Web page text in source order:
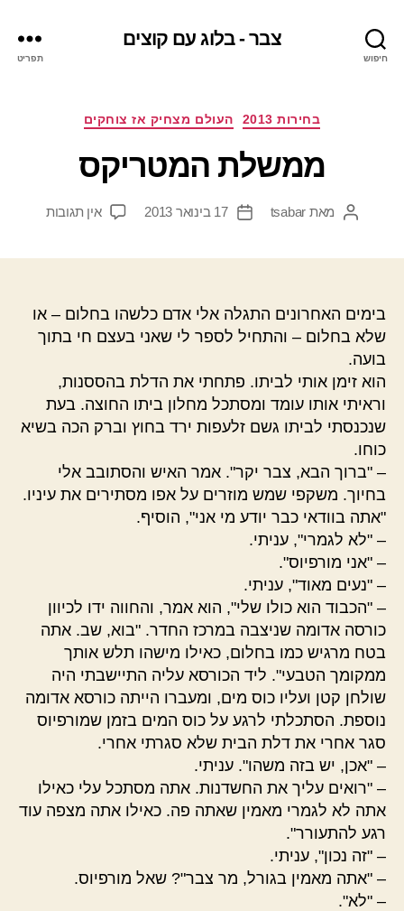
חיפוש
צבר - בלוג עם קוצים
תפריט
קטגוריות בחירות 2013 העולם מצחיק אז צוחקים
ממשלת המטריקס
המחבר
מאת tsabar
תאריך
17 בינואר 2013 אין תגובותעל
בימים האחרונים התגלה אלי אדם כלשהו בחלום – או
שלא בחלום – והתחיל לספר לי שאני בעצם חי בתוך
בועה.
הוא זימן אותי לביתו. פתחתי את הדלת בהססנות,
וראיתי אותו עומד ומסתכל מחלון ביתו החוצה. בעת
שנכנסתי לביתו גשם זלעפות ירד בחוץ וברק הכה בשיא
כוחו.
– "ברוך הבא, צבר יקר". אמר האיש והסתובב אלי
בחיוך. משקפי שמש מוזרים על אפו מסתירים את עיניו.
"אתה בוודאי כבר יודע מי אני", הוסיף.
– "לא לגמרי", עניתי.
– "אני מורפיוס".
– "נעים מאוד", עניתי.
– "הכבוד הוא כולו שלי", הוא אמר, והחווה ידו לכיוון
כורסה אדומה שניצבה במרכז החדר. "בוא, שב. אתה
בטח מרגיש כמו בחלום, כאילו מישהו תלש אותך
ממקומך הטבעי". ליד הכורסא עליה התיישבתי היה
שולחן קטן ועליו כוס מים, ומעברו הייתה כורסא אדומה
נוספת. הסתכלתי לרגע על כוס המים בזמן שמורפיוס
סגר אחרי את דלת הבית שלא סגרתי אחרי.
– "אכן, יש בזה משהו". עניתי.
– "רואים עליך את החשדנות. אתה מסתכל עלי כאילו
אתה לא לגמרי מאמין שאתה פה. כאילו אתה מצפה עוד
רגע להתעורר".
– "זה נכון", עניתי.
– "אתה מאמין בגורל, מר צבר"? שאל מורפיוס.
– "לא".